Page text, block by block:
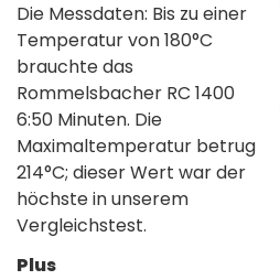
Die Messdaten: Bis zu einer
Temperatur von 180°C
brauchte das
Rommelsbacher RC 1400
6:50 Minuten. Die
Maximaltemperatur betrug
214°C; dieser Wert war der
höchste in unserem
Vergleichstest.
Plus